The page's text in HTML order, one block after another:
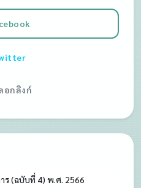
(เปิดหน้าต่างใหม่)
อกลิงก์
ร (ฉบับที่ 4) พ.ศ. 2566